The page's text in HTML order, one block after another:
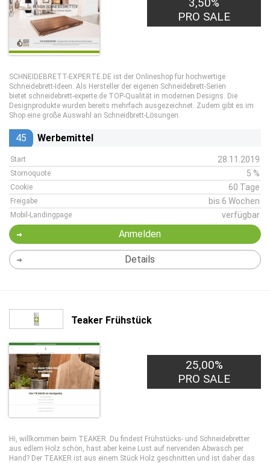
PRO SALE
SCHNEIDEBRETT-EXPERTE.DE ist der Onlineshop für hochwertige
Schneidebrett-Ideen. Als Hersteller der eigenen Schneidebrett-Serien
bietet schneidebrett-experte.de TOP-Qualität in modernen Designs. Die
Designprodukte wurden bereits mehrfach ausgezeichnet. Zudem gibt es im
Shop eine große Auswahl an Schneidbrett-Lösungen.
45 Werbemittel
Start 28.11.2019
Stornoquote 5 %
Cookie 60 Tage
Freigabe bis 6 Wochen
Mobil-Landingpage verfügbar
Anmelden
Details
Teaker Frühstück
25,00%
PRO SALE
Hi, willkommen beim TEAKER. Du findest Frühstücks- und Schneidebretter
aus edlem Holz schön, hast aber keine Lust auf nervenden Abwasch per
Hand? Der TEAKER ist aus einem Stück Holz geschnitten und ist daher das